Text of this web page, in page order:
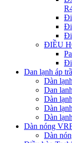
ĐIỀU
Dan lạnh áp
Dàn
Dan
Dàn
Dàn
Dàn
Dàn nóng
Dàn